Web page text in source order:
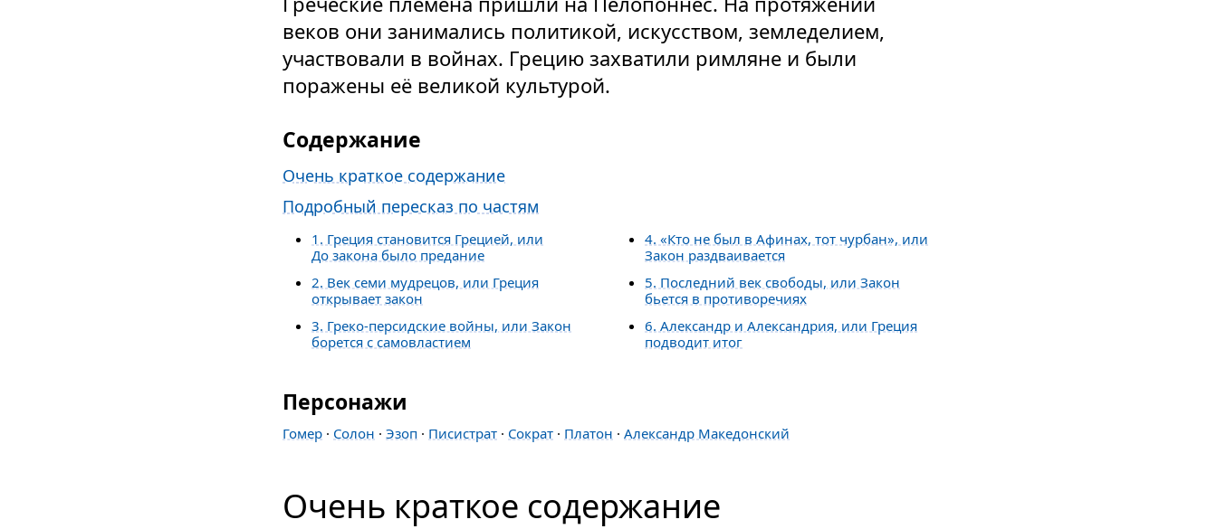
веков они занимались политикой, искусством, земледелием,
участвовали в войнах. Грецию захватили римляне и были
поражены её великой культурой.
Содержание
Очень краткое содержание
Подробный пересказ по частям
1. Греция становится Грецией, или
До закона было предание
2. Век семи мудрецов, или Греция
открывает закон
3. Греко-персидские войны, или Закон
борется с самовластием
4. «Кто не был в Афинах, тот чурбан», или
Закон раздваивается
5. Последний век свободы, или Закон
бьется в противоречиях
6. Александр и Александрия, или Греция
подводит итог
Персонажи
Гомер · Солон · Эзоп · Писистрат · Сократ · Платон · Александр Македонский
Очень краткое содержание